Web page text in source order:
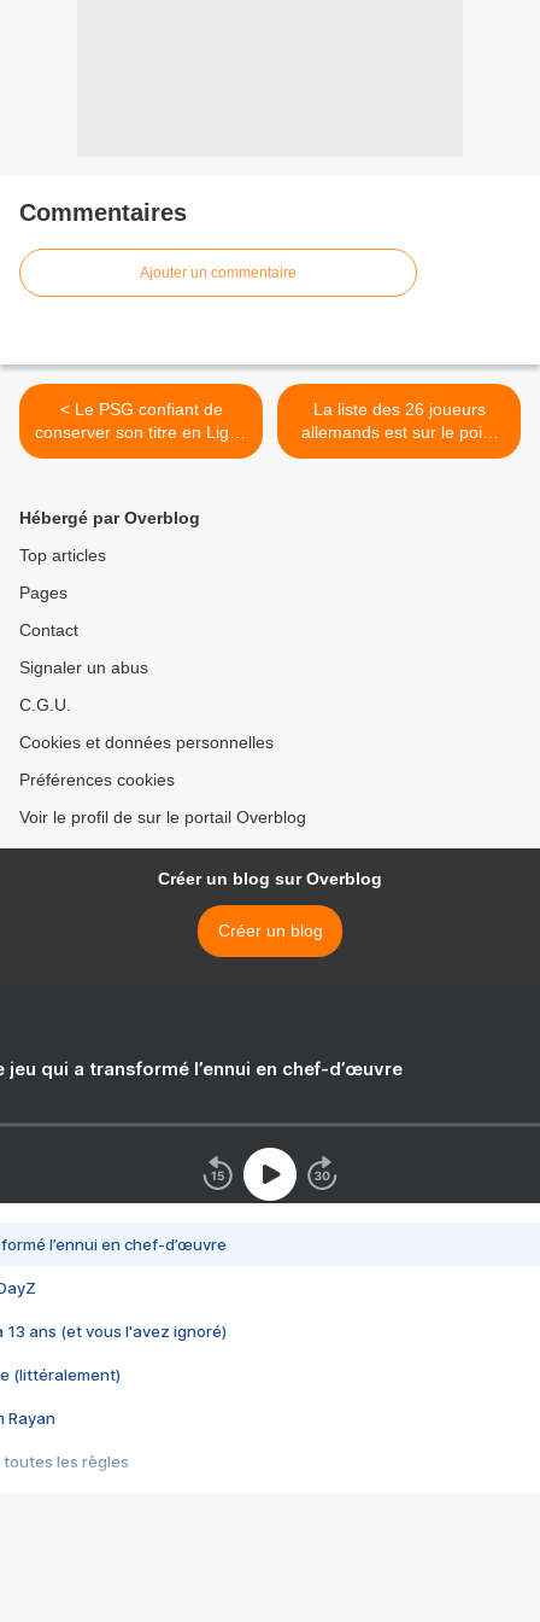
Commentaires
Ajouter un commentaire
< Le PSG confiant de
conserver son titre en Ligue
des Champions
La liste des 26 joueurs
allemands est sur le point
d'être annoncée >
Hébergé par Overblog
Top articles
Pages
Contact
Signaler un abus
C.G.U.
Cookies et données personnelles
Préférences cookies
Voir le profil de sur le portail Overblog
Créer un blog sur Overblog
Créer un blog
jeu qui a transformé l’ennui en chef-d’œuvre
l’ennui en chef-d’œuvre
13 ans (et vous l'avez ignoré)
(littéralement)
Rayan
toutes les règles